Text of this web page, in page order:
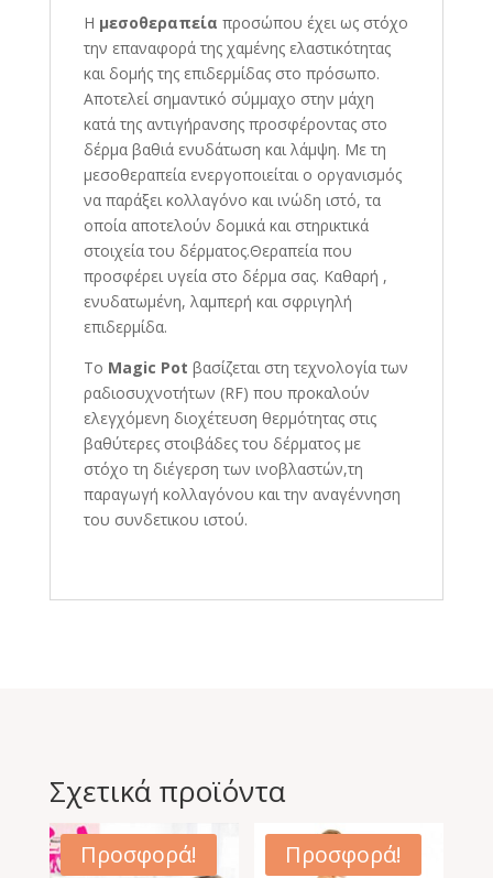
Η μεσοθεραπεία προσώπου έχει ως στόχο
την επαναφορά της χαμένης ελαστικότητας
και δομής της επιδερμίδας στο πρόσωπο.
Αποτελεί σημαντικό σύμμαχο στην μάχη
κατά της αντιγήρανσης προσφέροντας στο
δέρμα βαθιά ενυδάτωση και λάμψη. Με τη
μεσοθεραπεία ενεργοποιείται ο οργανισμός
να παράξει κολλαγόνο και ινώδη ιστό, τα
οποία αποτελούν δομικά και στηρικτικά
στοιχεία του δέρματος.Θεραπεία που
προσφέρει υγεία στο δέρμα σας. Καθαρή ,
ενυδατωμένη, λαμπερή και σφριγηλή
επιδερμίδα.
Το Μagic Pot βασίζεται στη τεχνολογία των
ραδιοσυχνοτήτων (RF) που προκαλούν
ελεγχόμενη διοχέτευση θερμότητας στις
βαθύτερες στοιβάδες του δέρματος με
στόχο τη διέγερση των ινοβλαστών,τη
παραγωγή κολλαγόνου και την αναγέννηση
του συνδετικου ιστού.
Σχετικά προϊόντα
Προσφορά! Προσφορά!